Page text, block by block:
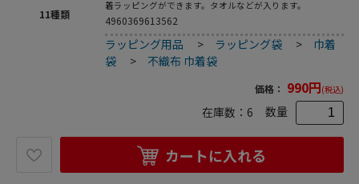
11種類
着ラッピングができます。タオルなどが入ります。
4960369613562
ラッピング用品 > ラッピング袋 > 巾着
袋
> 不織布 巾着袋
価格： 990円(税込)
在庫数： 6 数量
カートに入れる